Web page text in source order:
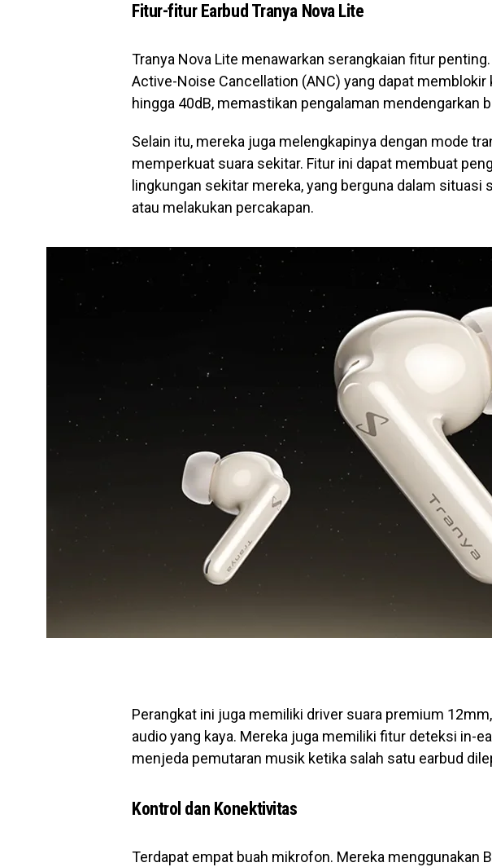
Fitur-fitur Earbud Tranya Nova Lite
Tranya Nova Lite menawarkan serangkaian fitur
Active-Noise Cancellation (ANC) yang dapat memblokir
hingga 40dB, memastikan pengalaman mendengarkan
Selain itu, mereka juga melengkapinya dengan mode
memperkuat suara sekitar. Fitur ini dapat membuat
lingkungan sekitar mereka, yang berguna dalam situasi
atau melakukan percakapan.
Perangkat ini juga memiliki driver suara premium
audio yang kaya. Mereka juga memiliki fitur deteksi in-
menjeda pemutaran musik ketika salah satu earbud
Kontrol dan Konektivitas
Terdapat empat buah mikrofon. Mereka menggunakan